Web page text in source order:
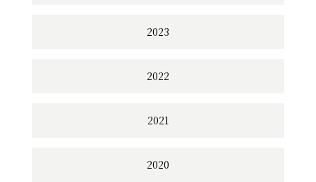
2023
2022
2021
2020